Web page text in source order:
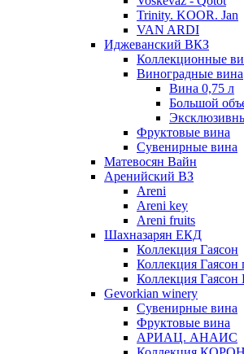
Trinity. KOOR. Jan
VAN ARDI
Иджеванский ВКЗ
Коллекционные
Виноградные вина
Вина 0,75 л
Большой
Фруктовые вина
Cувенирные вина
Матевосян Вайн
Аренийский ВЗ
Areni
Areni key
Areni fruits
Шахназарян ЕКД
Коллекция Гаясон
Коллекция Гаясон
Коллекция Гаясон
Gevorkian winery
Сувенирные вина
Фруктовые вина
АРИАЦ. АНАИС